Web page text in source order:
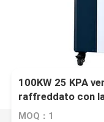
100KW 25 KPA
raffreddato con
MOQ：1